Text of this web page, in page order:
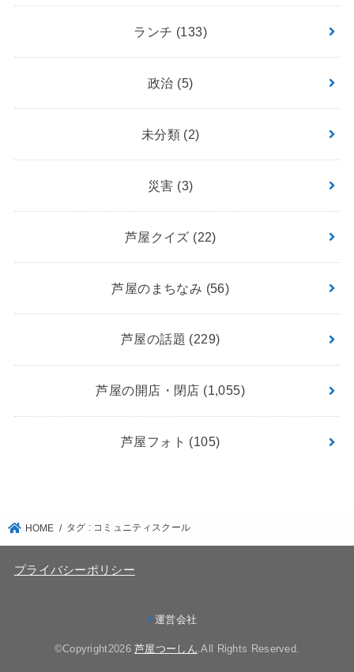
ランチ (133)
政治 (5)
未分類 (2)
災害 (3)
芦屋クイズ (22)
芦屋のまちなみ (56)
芦屋の話題 (229)
芦屋の開店・閉店 (1,055)
芦屋フォト (105)
HOME タグ : コミュニティスクール
プライバシーポリシー
運営会社
©Copyright2026芦屋つーしん .All Rights Reserved.